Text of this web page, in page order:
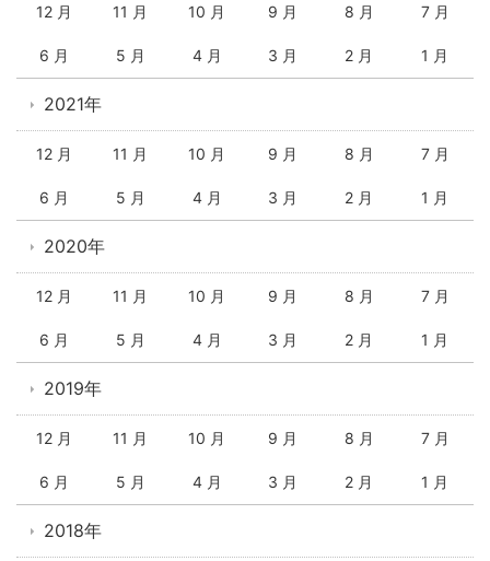
12 月 11 月 10 月 9 月 8 月 7 月
6 月 5 月 4 月 3 月 2 月 1 月
2021年
12 月 11 月 10 月 9 月 8 月 7 月
6 月 5 月 4 月 3 月 2 月 1 月
2020年
12 月 11 月 10 月 9 月 8 月 7 月
6 月 5 月 4 月 3 月 2 月 1 月
2019年
12 月 11 月 10 月 9 月 8 月 7 月
6 月 5 月 4 月 3 月 2 月 1 月
2018年